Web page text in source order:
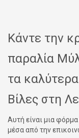
Κάντε την
παραλία
τα
Βίλες στη
Αυτή είναι μια
μέσα από την